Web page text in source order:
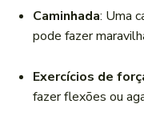
Caminhada: Uma
pode fazer
Exercícios de
fazer flexões ou